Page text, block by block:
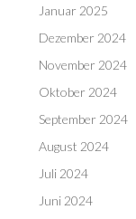
Januar 2025
Dezember 2024
November 2024
Oktober 2024
September 2024
August 2024
Juli 2024
Juni 2024